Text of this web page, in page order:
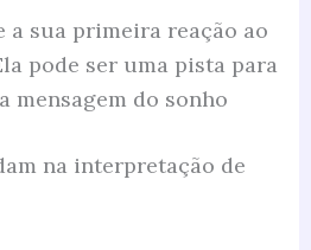
a sua primeira reação ao
pode ser uma pista para
mensagem do sonho
na interpretação de